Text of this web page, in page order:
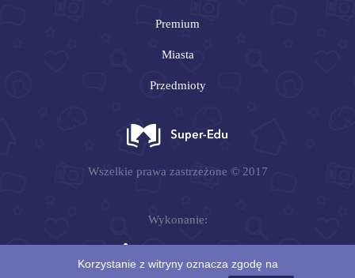
Wszelkie prawa zastrzeżone © 2017
Premium
Miasta
Przedmioty
Wykonanie:
Korzystanie z witryny oznacza zgodę na